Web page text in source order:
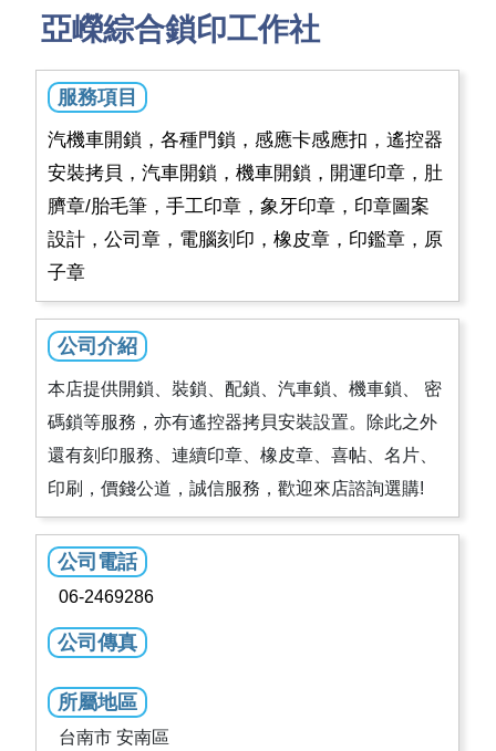
亞嶸綜合鎖印工作社
服務項目
汽機車開鎖，各種門鎖，感應卡感應扣，遙控器
安裝拷貝，汽車開鎖，機車開鎖，開運印章，肚
臍章/胎毛筆，手工印章，象牙印章，印章圖案
設計，公司章，電腦刻印，橡皮章，印鑑章，原
子章
公司介紹
本店提供開鎖、裝鎖、配鎖、汽車鎖、機車鎖、 密
碼鎖等服務，亦有遙控器拷貝安裝設置。除此之外
還有刻印服務、連續印章、橡皮章、喜帖、名片、
印刷，價錢公道，誠信服務，歡迎來店諮詢選購!
公司電話
06-2469286
公司傳真
所屬地區
台南市 安南區